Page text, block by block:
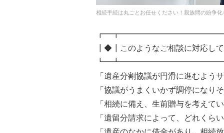
相続手続は丸ごとお任せください！親族間の紛争
┃◆┃このようなご相談に対応し
「遺産分割協議が円滑に進むよう
「協議がうまくいかず調停になり
「相続に備え、生前贈与を考えて
「遺留分請求によって、どれくら